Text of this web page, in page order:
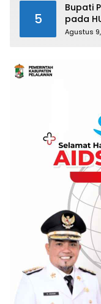
5
Bupati
pada
Agustus